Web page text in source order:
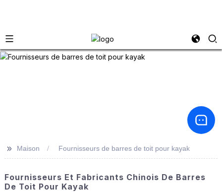
>> Maison Fournisseurs de barres de toit pour kayak
Fournisseurs Et Fabricants Chinois De Barres
De Toit Pour Kayak